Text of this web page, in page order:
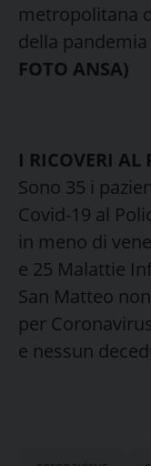
metropolitana
della pandemia
FOTO ANSA)
I RICOVERI
Sono 35 i
Covid-19 al
in meno di
e 25 Malattie
San Matteo
per
e nessun